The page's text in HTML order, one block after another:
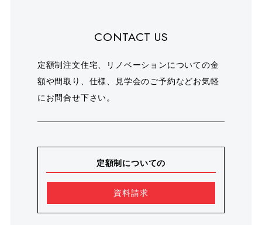
CONTACT US
定額制注文住宅、リノベーションについての金
額や間取り、仕様、見学会のご予約などお気軽
にお問合せ下さい。
定額制についての
資料請求